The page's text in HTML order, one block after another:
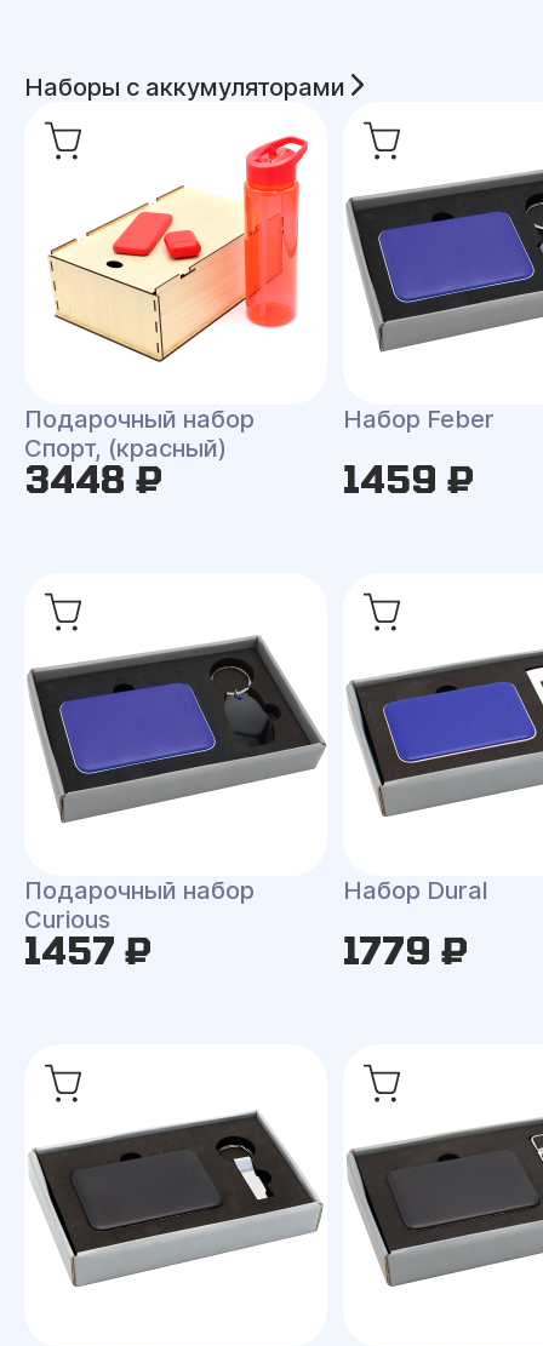
Наборы с аккумуляторами
Подарочный набор
Спорт, (красный)
3448 ₽
Набор Feber
1459 ₽
Подарочный набор
Curious
1457 ₽
Набор Dural
1779 ₽